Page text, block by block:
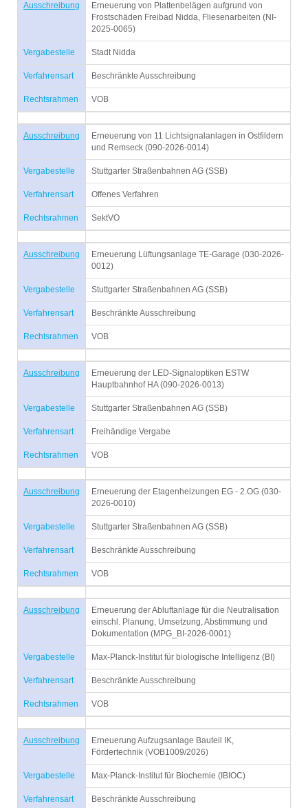
Ausschreibung
Erneuerung von Plattenbelägen aufgrund von
Frostschäden Freibad Nidda, Fliesenarbeiten (NI-
2025-0065)
Vergabestelle Stadt Nidda
Verfahrensart Beschränkte Ausschreibung
Rechtsrahmen VOB
Ausschreibung
Erneuerung von 11 Lichtsignalanlagen in Ostfildern
und Remseck (090-2026-0014)
Vergabestelle Stuttgarter Straßenbahnen AG (SSB)
Verfahrensart Offenes Verfahren
Rechtsrahmen SektVO
Ausschreibung
Erneuerung Lüftungsanlage TE-Garage (030-2026-
0012)
Vergabestelle Stuttgarter Straßenbahnen AG (SSB)
Verfahrensart Beschränkte Ausschreibung
Rechtsrahmen VOB
Ausschreibung
Erneuerung der LED-Signaloptiken ESTW
Hauptbahnhof HA (090-2026-0013)
Vergabestelle Stuttgarter Straßenbahnen AG (SSB)
Verfahrensart Freihändige Vergabe
Rechtsrahmen VOB
Ausschreibung
Erneuerung der Etagenheizungen EG - 2.OG (030-
2026-0010)
Vergabestelle Stuttgarter Straßenbahnen AG (SSB)
Verfahrensart Beschränkte Ausschreibung
Rechtsrahmen VOB
Ausschreibung
Erneuerung der Abluftanlage für die Neutralisation
einschl. Planung, Umsetzung, Abstimmung und
Dokumentation (MPG_BI-2026-0001)
Vergabestelle Max-Planck-Institut für biologische Intelligenz (BI)
Verfahrensart Beschränkte Ausschreibung
Rechtsrahmen VOB
Ausschreibung
Erneuerung Aufzugsanlage Bauteil IK,
Fördertechnik (VOB1009/2026)
Vergabestelle Max-Planck-Institut für Biochemie (IBIOC)
Verfahrensart Beschränkte Ausschreibung